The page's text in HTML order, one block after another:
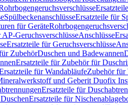
SpülbeckenanschlüsseErsatzteile für
für Geräte
GeruchsverschlüsseAnschlüsse
Ersatzteile für Geruchsverschlüsse
ZubehörDuschen und Badewannen
Ersatzteile für Zubehör für
für WandabläufeZubehör für
und Geberit Duofix
Ersatzteile für
Ersatzteile für